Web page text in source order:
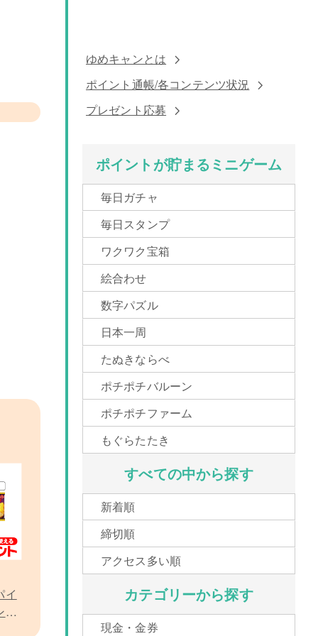
イ
イ
ゆめキャンとは
ポイント通帳/各コンテンツ状況
プレゼント応募
ポイントが貯まるミニゲーム
毎日ガチャ
毎日スタンプ
ワクワク宝箱
絵合わせ
数字パズル
日本一周
たぬきならべ
ポチポチバルーン
ポチポチファーム
もぐらたたき
すべての中から探す
新着順
締切順
アクセス多い順
カテゴリーから探す
現金・金券